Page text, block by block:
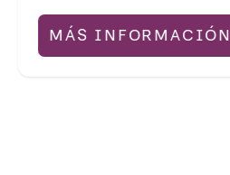
MÁS INFORMACIÓN